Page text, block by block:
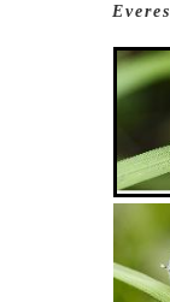
Everes